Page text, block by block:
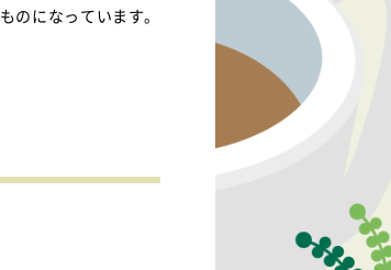
のになっています。